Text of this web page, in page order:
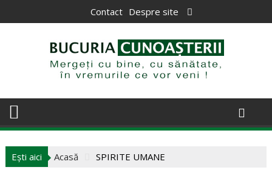
to
Contact Despre site
Ești aici Acasă SPIRITE UMANE